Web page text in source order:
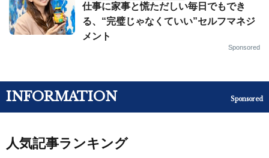
仕事に家事と慌ただしい毎日でもでき
る、“完璧じゃなくていい”セルフマネジ
メント
Sponsored
INFORMATION Sponsored
人気記事ランキング